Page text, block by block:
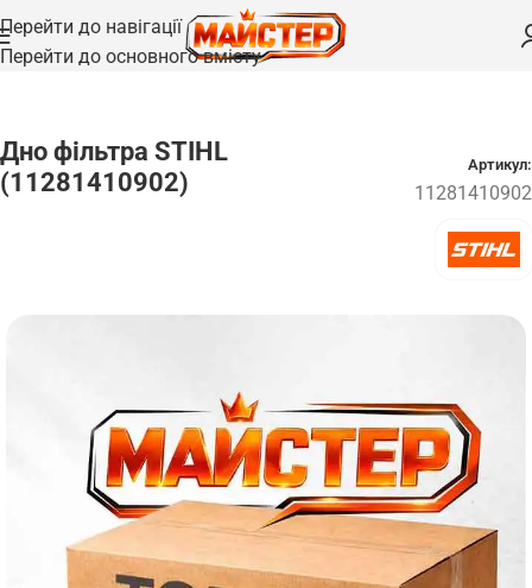
Перейти до навігації
Перейти до основного вмісту
Головна /Запчастини
Дно фільтра STIHL
(11281410902)
Артикул:
11281410902